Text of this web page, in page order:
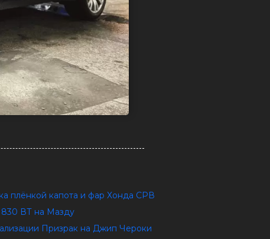
плёнкой капота и фар Хонда СРВ
830 ВТ на Мазду
Призрак на Джип Чероки